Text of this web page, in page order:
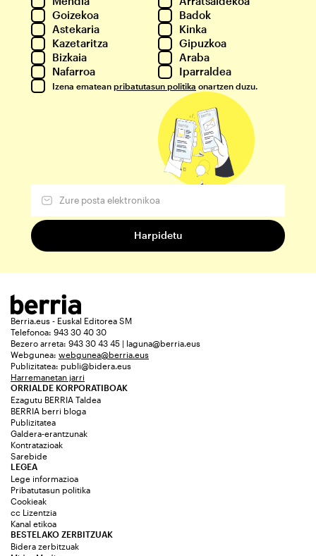
Goizekoa
Badok
Astekaria
Kinka
Kazetaritza
Gipuzkoa
Bizkaia
Araba
Nafarroa
Iparraldea
Izena ematean pribatutasun politika onartzen duzu.
Berria.eus - Euskal Editorea SM
Telefonoa: 943 30 40 30
Bezero arreta: 943 30 43 45 | laguna@berria.eus
Webgunea: webgunea@berria.eus
Publizitatea: publi@bidera.eus
Harremanetan jarri
ORRIALDE KORPORATIBOAK
Ezagutu BERRIA Taldea
BERRIA berri bloga
Publizitatea
Galdera-erantzunak
Kontratazioak
Sarebide
LEGEA
Lege informazioa
Pribatutasun politika
Cookieak
cc Lizentzia
Kanal etikoa
BESTELAKO ZERBITZUAK
Bidera zerbitzuak